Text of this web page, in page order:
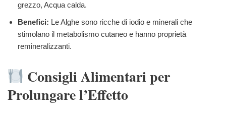
grezzo, Acqua calda.
Benefici: Le Alghe sono ricche di iodio e minerali che
stimolano il metabolismo cutaneo e hanno proprietà
remineralizzanti.
Consigli Alimentari per
Prolungare l’Effetto